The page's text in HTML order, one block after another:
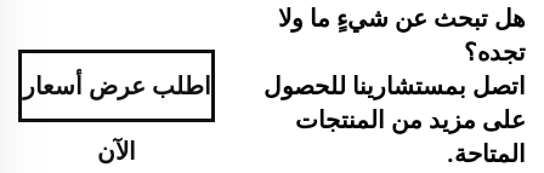
هل تبحث عن شيءٍ ما ولا
تجده؟
اتصل بمستشارينا للحصول
على مزيد من المنتجات
المتاحة.
اطلب عرض أسعار
الآن